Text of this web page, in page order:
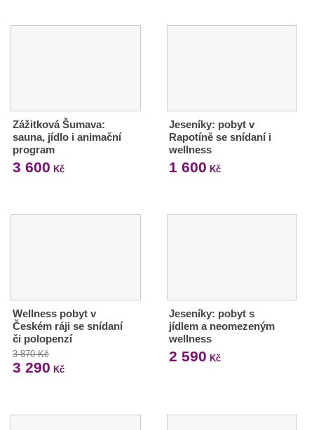
Zážitková Šumava:
sauna, jídlo i animační
program
3 600 Kč
Jeseníky: pobyt v
Rapotíně se snídaní i
wellness
1 600 Kč
Wellness pobyt v
Českém ráji se snídaní
či polopenzí
3 870 Kč
3 290 Kč
Jeseníky: pobyt s
jídlem a neomezeným
wellness
2 590 Kč